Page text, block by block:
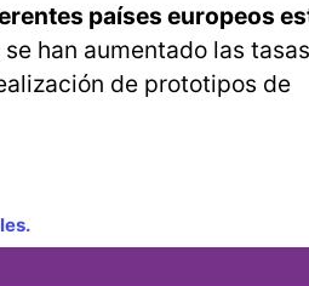
países europeos
se han aumentado las tasas
de prototipos de